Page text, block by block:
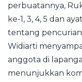
perbuatannya,
ke-1, 3, 4, 5 dan
tentang
Widiarti
anggota di
menunjukkan